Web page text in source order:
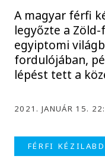
A magyar férfi
legyőzte a
egyiptomi
fordulójában,
lépést tett a
2021. JANUÁR 15.
FÉRFI